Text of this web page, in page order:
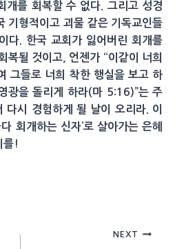
개를 회복할 수 없다. 그리고 성경
기형적이고 괴물 같은 기독교인들
다. 한국 교회가 잃어버린 회개를
복될 것이고, 언젠가 “이같이 너희
그들로 너희 착한 행실을 보고 하
광을 돌리게 하라(마 5:16)”는 주
다시 경험하게 될 날이 오리라. 이
회개하는 신자’로 살아가는 은혜
를!
NEXT